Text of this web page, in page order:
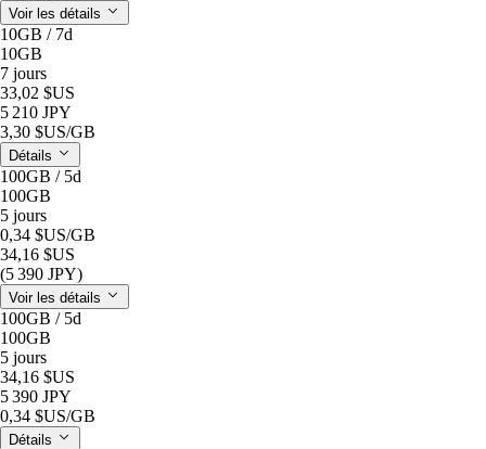
Voir les détails
10GB / 7d
10GB
7 jours
33,02 $US
5 210 JPY
3,30 $US/GB
Détails
100GB / 5d
100GB
5 jours
0,34 $US/GB
34,16 $US
(5 390 JPY)
Voir les détails
100GB / 5d
100GB
5 jours
34,16 $US
5 390 JPY
0,34 $US/GB
Détails